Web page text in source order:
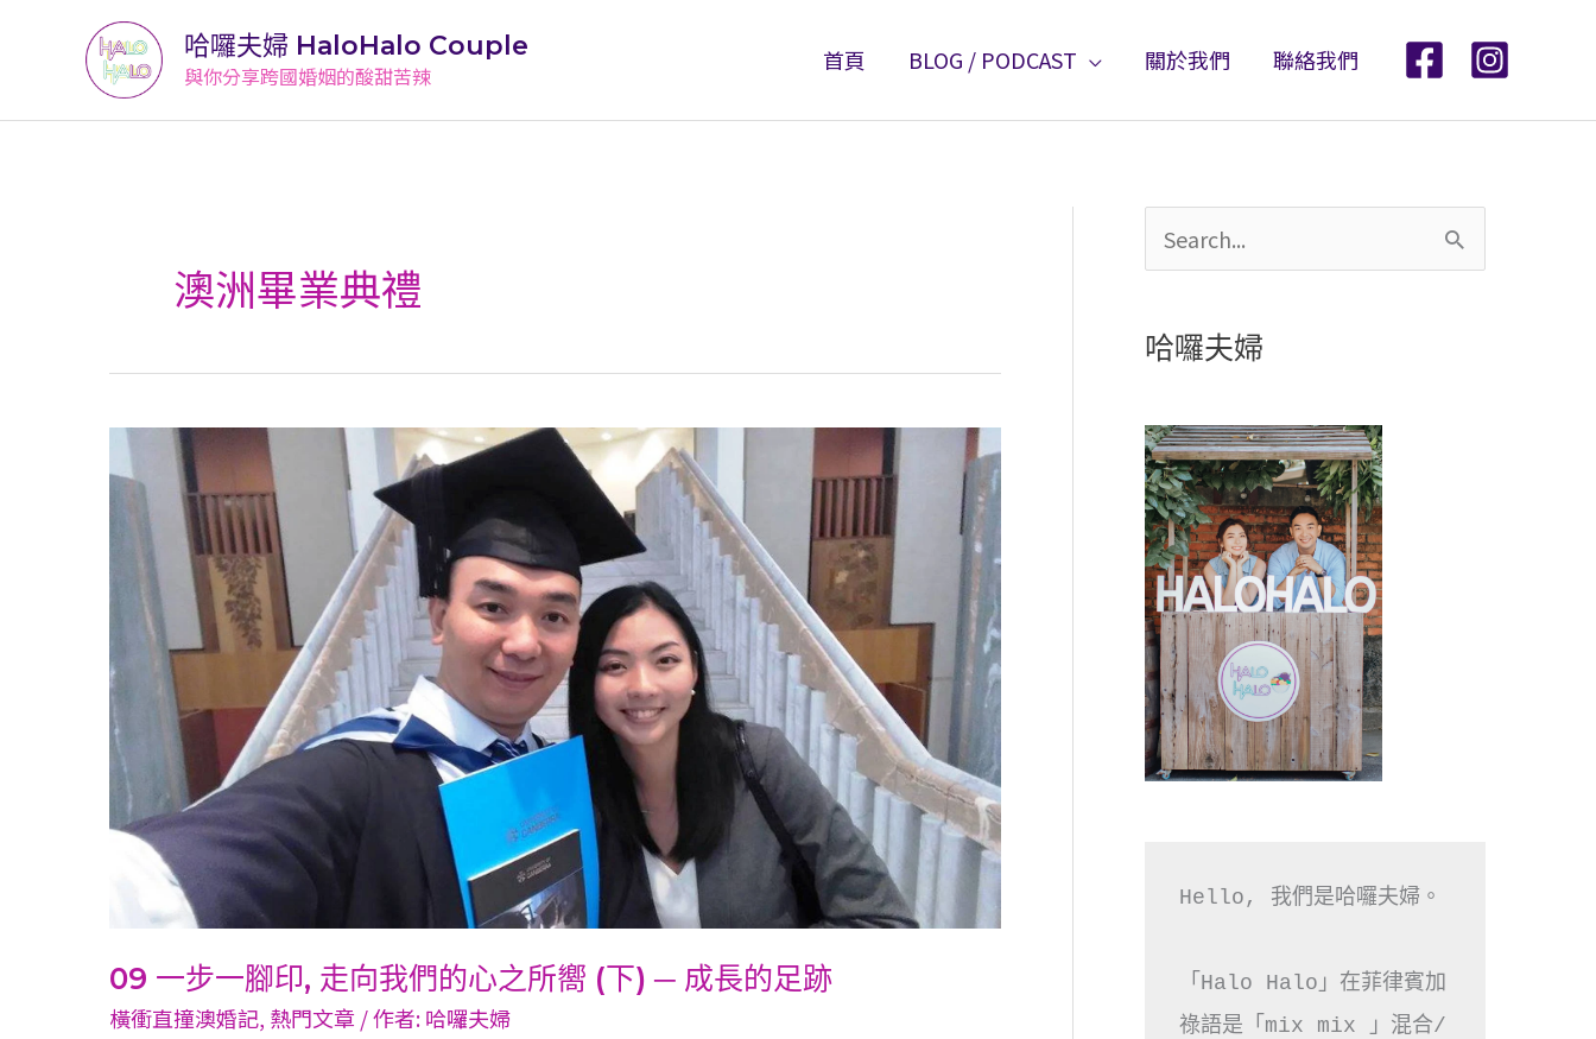
要
哈囉夫婦 HaloHalo Couple
與你分享跨國婚姻的酸甜苦辣
首頁 BLOG / PODCAST 關於我們 聯絡我們
澳洲畢業典禮
09 一步一腳印, 走向我們的心之所嚮 (下) ─ 成長的足跡
橫衝直撞澳婚記, 熱門文章/ 作者:哈囉夫婦
09
一
向
我
們
的
心
之
─
成
搜
關
鍵
:
哈囉夫婦
Hello, 我們是哈囉夫婦。
「Halo Halo」在菲律賓加
祿語是「mix mix 」混合/